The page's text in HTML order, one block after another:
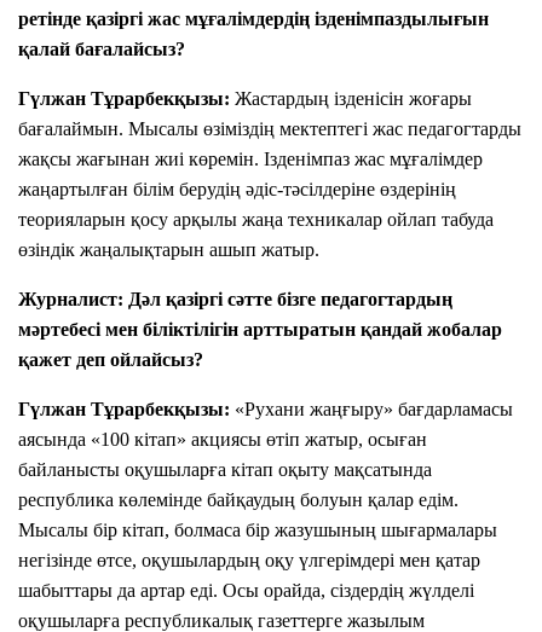
ретінде қазіргі жас мұғалімдердің ізденімпаздылығын
қалай бағалайсыз?
Гүлжан Тұрарбекқызы: Жастардың ізденісін жоғары
бағалаймын. Мысалы өзіміздің мектептегі жас педагогтарды
жақсы жағынан жиі көремін. Ізденімпаз жас мұғалімдер
жаңартылған білім берудің әдіс-тәсілдеріне өздерінің
теорияларын қосу арқылы жаңа техникалар ойлап табуда
өзіндік жаңалықтарын ашып жатыр.
Журналист: Дәл қазіргі сәтте бізге педагогтардың
мәртебесі мен біліктілігін арттыратын қандай жобалар
қажет деп ойлайсыз?
Гүлжан Тұрарбекқызы: «Рухани жаңғыру» бағдарламасы
аясында «100 кітап» акциясы өтіп жатыр, осыған
байланысты оқушыларға кітап оқыту мақсатында
республика көлемінде байқаудың болуын қалар едім.
Мысалы бір кітап, болмаса бір жазушының шығармалары
негізінде өтсе, оқушылардың оқу үлгерімдері мен қатар
шабыттары да артар еді. Осы орайда, сіздердің жүлделі
оқушыларға республикалық газеттерге жазылым